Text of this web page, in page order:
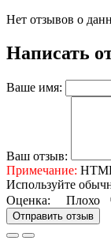
Нет отзывов о
Написать
Ваше имя:
Ваш отзыв:
Примечание:
Используйте
Оценка: Плохо
Отправить отзыв